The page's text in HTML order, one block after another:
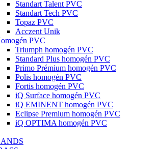
Standart Talent PVC
Standart Tech PVC
Topaz PVC
Acczent Unik
PVC
Triumph homogén PVC
Standard Plus homogén PVC
Primo Prémium homogén PVC
Polis homogén PVC
Fortis homogén PVC
iQ Surface homogén PVC
iQ EMINENT homogén PVC
Eclipse Premium homogén PVC
iQ OPTIMA homogén PVC